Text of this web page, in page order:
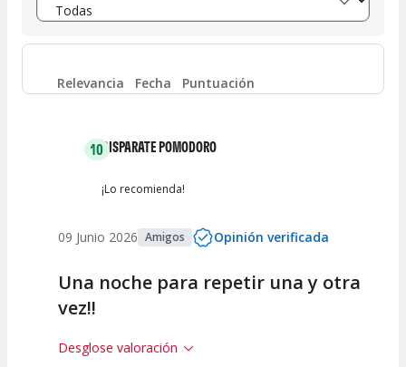
Entre 6 y 8 (3)
Entre 4 y 6 0
Relevancia Fecha Puntuación
10DISPARATE POMODORO
¡Lo recomienda!
09 Junio 2026 Amigos Opinión verificada
Una noche para repetir una y otra
vez!!
Desglose valoración